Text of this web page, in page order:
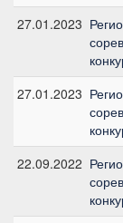
27.01.2023
27.01.2023
22.09.2022